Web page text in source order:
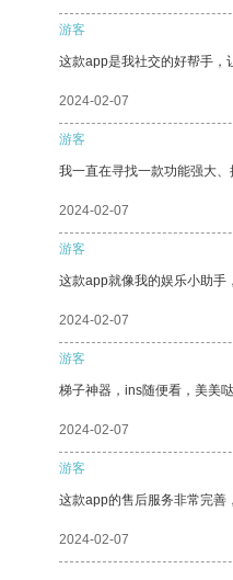
游客
这款app是我社交的好帮手，
2024-02-07
游客
我一直在寻找一款功能强大
2024-02-07
游客
这款app就像我的娱乐小助手
2024-02-07
游客
梯子神器，ins随便看，美美哒
2024-02-07
游客
这款app的售后服务非常完善
2024-02-07